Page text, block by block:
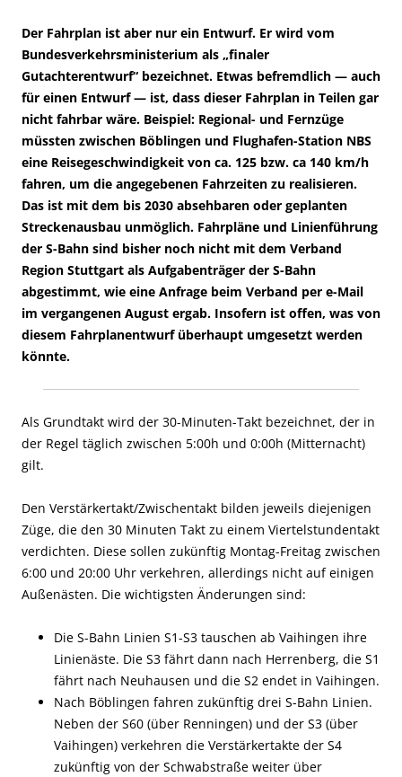
Der Fahrplan ist aber nur ein Entwurf. Er wird vom
Bundesverkehrsministerium als „finaler
Gutachterentwurf“ bezeichnet. Etwas befremdlich — auch
für einen Entwurf — ist, dass dieser Fahrplan in Teilen gar
nicht fahrbar wäre. Beispiel: Regional- und Fernzüge
müssten zwischen Böblingen und Flughafen-Station NBS
eine Reisegeschwindigkeit von ca. 125 bzw. ca 140 km/h
fahren, um die angegebenen Fahrzeiten zu realisieren.
Das ist mit dem bis 2030 absehbaren oder geplanten
Streckenausbau unmöglich. Fahrpläne und Linienführung
der S-Bahn sind bisher noch nicht mit dem Verband
Region Stuttgart als Aufgabenträger der S-Bahn
abgestimmt, wie eine Anfrage beim Verband per e-Mail
im vergangenen August ergab. Insofern ist offen, was von
diesem Fahrplanentwurf überhaupt umgesetzt werden
könnte.
Als Grundtakt wird der 30-Minuten-Takt bezeichnet, der in
der Regel täglich zwischen 5:00h und 0:00h (Mitternacht)
gilt.
Den Verstärkertakt/Zwischentakt bilden jeweils diejenigen
Züge, die den 30 Minuten Takt zu einem Viertelstundentakt
verdichten. Diese sollen zukünftig Montag-Freitag zwischen
6:00 und 20:00 Uhr verkehren, allerdings nicht auf einigen
Außenästen. Die wichtigsten Änderungen sind:
Die S-Bahn Linien S1-S3 tauschen ab Vaihingen ihre
Linienäste. Die S3 fährt dann nach Herrenberg, die S1
fährt nach Neuhausen und die S2 endet in Vaihingen.
Nach Böblingen fahren zukünftig drei S-Bahn Linien.
Neben der S60 (über Renningen) und der S3 (über
Vaihingen) verkehren die Verstärkertakte der S4
zukünftig von der Schwabstraße weiter über